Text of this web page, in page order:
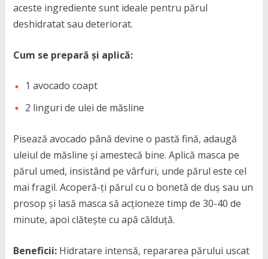
aceste ingrediente sunt ideale pentru părul
deshidratat sau deteriorat.
Cum se prepară și aplică:
1 avocado coapt
2 linguri de ulei de măsline
Pisează avocado până devine o pastă fină, adaugă
uleiul de măsline și amestecă bine. Aplică masca pe
părul umed, insistând pe vârfuri, unde părul este cel
mai fragil. Acoperă-ți părul cu o bonetă de duș sau un
prosop și lasă masca să acționeze timp de 30-40 de
minute, apoi clătește cu apă călduță.
Beneficii:Hidratare intensă, repararea părului uscat